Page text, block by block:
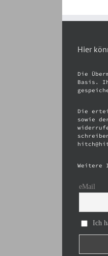
Hier
Die
Basis.
Die
sowie
Weitere
eMail
Ich